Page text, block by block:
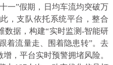
一”假期，日均车流均突破万
，支队依托系统平台，整合
数据，构建“实时监测-智能研
着流量走、围着隐患转”。去
，平台实时预警拥堵风险。